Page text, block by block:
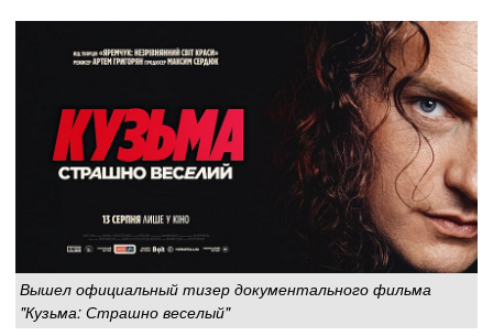
Вышел официальный тизер документального фильма
"Кузьма: Страшно веселый"